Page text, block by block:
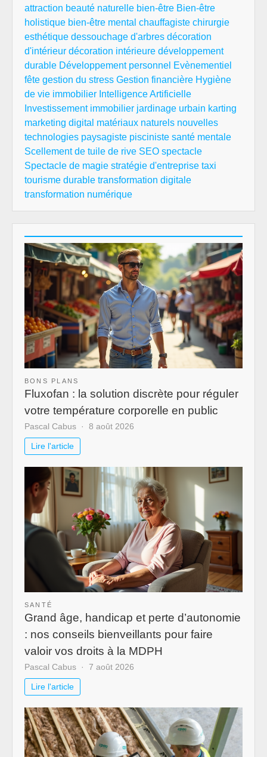
attraction beauté naturelle bien-être Bien-être
holistique bien-être mental chauffagiste chirurgie
esthétique dessouchage d'arbres décoration
d'intérieur décoration intérieure développement
durable Développement personnel Evènementiel
fête gestion du stress Gestion financière Hygiène
de vie immobilier Intelligence Artificielle
Investissement immobilier jardinage urbain karting
marketing digital matériaux naturels nouvelles
technologies paysagiste pisciniste santé mentale
Scellement de tuile de rive SEO spectacle
Spectacle de magie stratégie d'entreprise taxi
tourisme durable transformation digitale
transformation numérique
BONS PLANS
Fluxofan : la solution discrète pour réguler
votre température corporelle en public
Pascal Cabus 8 août 2026
Lire l'article
SANTÉ
Grand âge, handicap et perte d’autonomie
: nos conseils bienveillants pour faire
valoir vos droits à la MDPH
Pascal Cabus 7 août 2026
Lire l'article